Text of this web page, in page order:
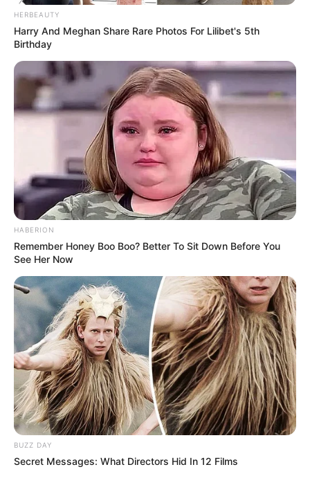
HERBEAUTY
Harry And Meghan Share Rare Photos For Lilibet's 5th
Birthday
HABERION
Remember Honey Boo Boo? Better To Sit Down Before You
See Her Now
BUZZ DAY
Secret Messages: What Directors Hid In 12 Films